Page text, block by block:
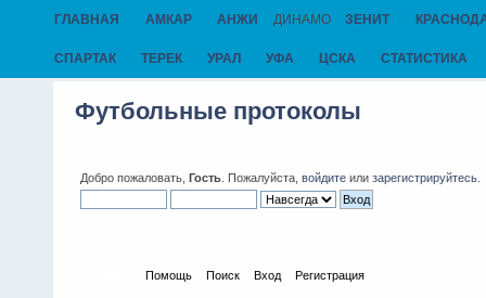
ГЛАВНАЯ АМКАР АНЖИ ДИНАМО ЗЕНИТ
СПАРТАК ТЕРЕК УРАЛ УФА ЦСКА СТАТИСТИКА
Футбольные протоколы
Добро пожаловать, Гость . Пожалуйста, войдите или зарегистрируйтесь
Помощь Поиск Вход Регистрация